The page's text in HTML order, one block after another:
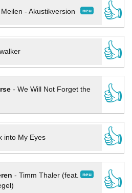
neu
- Akustikversion
👍
👍
- We Will Not Forget the
👍
into My Eyes
👍
neu
- Timm Thaler (feat.
👍